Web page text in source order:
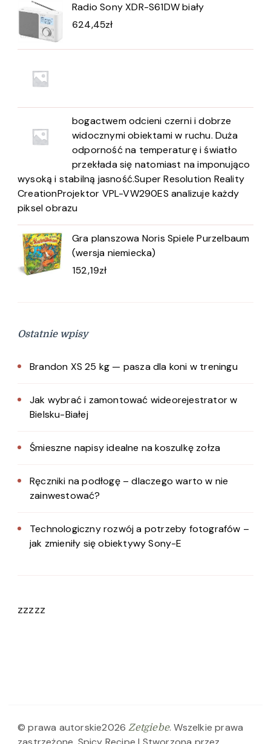
Radio Sony XDR-S61DW biały
624,45zł
bogactwem odcieni czerni i dobrze
widocznymi obiektami w ruchu. Duża
odporność na temperaturę i światło
przekłada się natomiast na imponująco
wysoką i stabilną jasność.Super Resolution Reality
CreationProjektor VPL-VW290ES analizuje każdy
piksel obrazu
Gra planszowa Noris Spiele Purzelbaum
(wersja niemiecka)
152,19zł
Ostatnie wpisy
Brandon XS 25 kg — pasza dla koni w treningu
Jak wybrać i zamontować wideorejestrator w
Bielsku-Białej
Śmieszne napisy idealne na koszulkę zołza
Ręczniki na podłogę – dlaczego warto w nie
zainwestować?
Technologiczny rozwój a potrzeby fotografów –
jak zmieniły się obiektywy Sony-E
zzzzz
© prawa autorskie2026Zetgiebe. Wszelkie prawa